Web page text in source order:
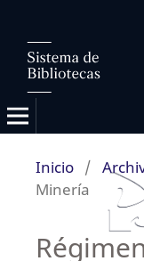
Inicio /
Minería